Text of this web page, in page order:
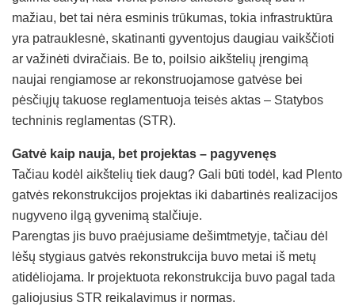
mažiau, bet tai nėra esminis trūkumas, tokia infrastruktūra
yra patrauklesnė, skatinanti gyventojus daugiau vaikščioti
ar važinėti dviračiais. Be to, poilsio aikštelių įrengimą
naujai rengiamose ar rekonstruojamose gatvėse bei
pėsčiųjų takuose reglamentuoja teisės aktas – Statybos
techninis reglamentas (STR).
Gatvė kaip nauja, bet projektas – pagyvenęs
Tačiau kodėl aikštelių tiek daug? Gali būti todėl, kad Plento
gatvės rekonstrukcijos projektas iki dabartinės realizacijos
nugyveno ilgą gyvenimą stalčiuje.
Parengtas jis buvo praėjusiame dešimtmetyje, tačiau dėl
lėšų stygiaus gatvės rekonstrukcija buvo metai iš metų
atidėliojama. Ir projektuota rekonstrukcija buvo pagal tada
galiojusius STR reikalavimus ir normas.